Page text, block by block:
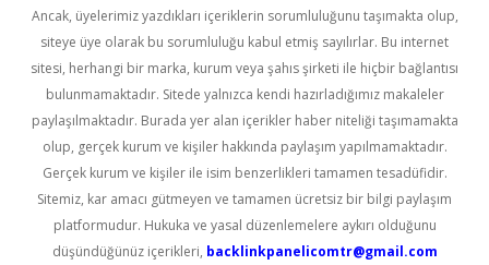
Ancak, üyelerimiz yazdıkları içeriklerin sorumluluğunu taşımakta olup,
siteye üye olarak bu sorumluluğu kabul etmiş sayılırlar. Bu internet
sitesi, herhangi bir marka, kurum veya şahıs şirketi ile hiçbir bağlantısı
bulunmamaktadır. Sitede yalnızca kendi hazırladığımız makaleler
paylaşılmaktadır. Burada yer alan içerikler haber niteliği taşımamakta
olup, gerçek kurum ve kişiler hakkında paylaşım yapılmamaktadır.
Gerçek kurum ve kişiler ile isim benzerlikleri tamamen tesadüfidir.
Sitemiz, kar amacı gütmeyen ve tamamen ücretsiz bir bilgi paylaşım
platformudur. Hukuka ve yasal düzenlemelere aykırı olduğunu
düşündüğünüz içerikleri, backlinkpanelicomtr@gmail.com